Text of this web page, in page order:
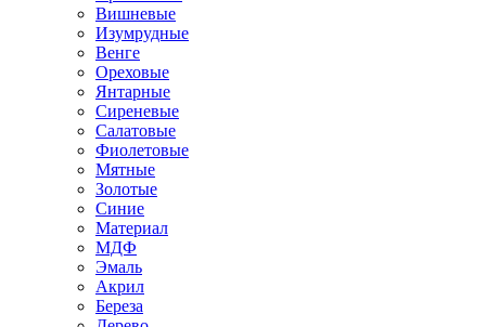
Вишневые
Изумрудные
Венге
Ореховые
Янтарные
Сиреневые
Салатовые
Фиолетовые
Мятные
Золотые
Синие
Материал
МДФ
Эмаль
Акрил
Береза